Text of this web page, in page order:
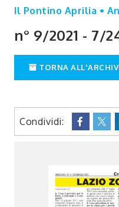
Il Pontino Aprilia •
n° 9/2021 - 7/
TORNA
Condividi: